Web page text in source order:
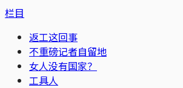
栏目
返工这回事
不重磅记者自留地
女人没有国家？
工具人